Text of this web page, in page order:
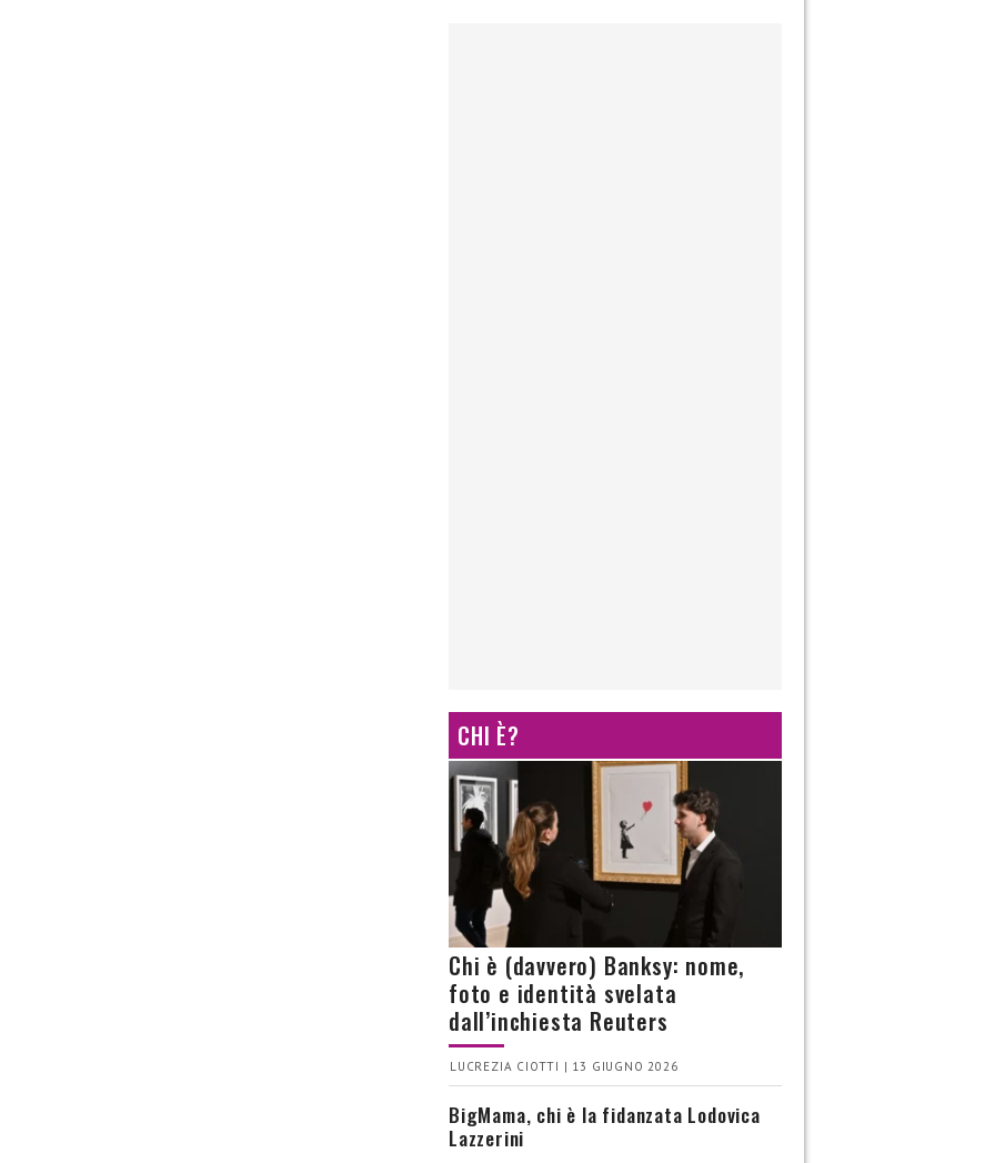
CHI È?
Chi è (davvero) Banksy: nome,
foto e identità svelata
dall’inchiesta Reuters
LUCREZIA CIOTTI | 13 GIUGNO 2026
BigMama, chi è la fidanzata Lodovica
Lazzerini